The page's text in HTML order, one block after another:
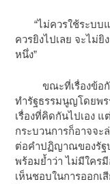
“ไม่ควรใช้ระบบแ
ควรยิงไปเลย จะไม่
หนึ่ง”
ขณะที่เรื่องข้อกังว
ทำรัฐธรรมนูญโดยพร
เรื่องที่คิดกันไปเอง แ
กระบวนการก็อาจจะ
ต่อคำปฏิญาณของรัฐ
พร้อมย้ำว่า ไม่มีใคร
เห็นชอบในการออกเ